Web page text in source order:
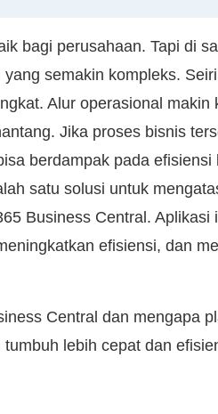
bagi perusahaan. Tapi di
semakin kompleks.
Alur operasional makin
Jika proses bisnis
berdampak pada efisiensi
satu solusi untuk
Business Central. Aplikasi
efisiensi, dan
Central dan mengapa
lebih cepat dan